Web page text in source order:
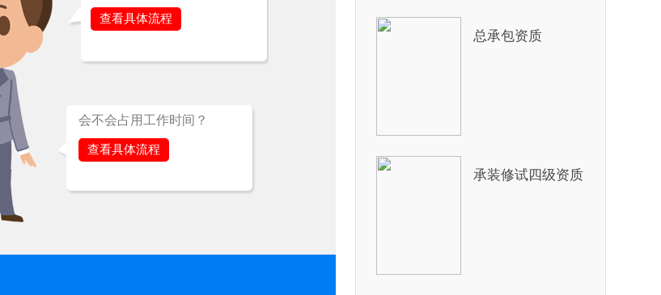
查看具体流程
会不会占用工作时间？
查看具体流程
总承包资质
承装修试四级资质